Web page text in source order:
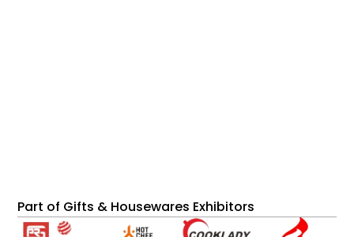
Part of Gifts & Housewares Exhibitors